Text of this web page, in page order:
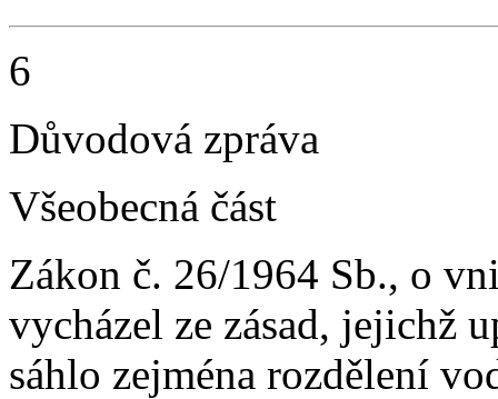
6
Důvodová zpráva
Všeobecná část
Zákon č. 26/1964 Sb., o
vycházel ze zásad, jejichž
sáhlo zejména rozdělení